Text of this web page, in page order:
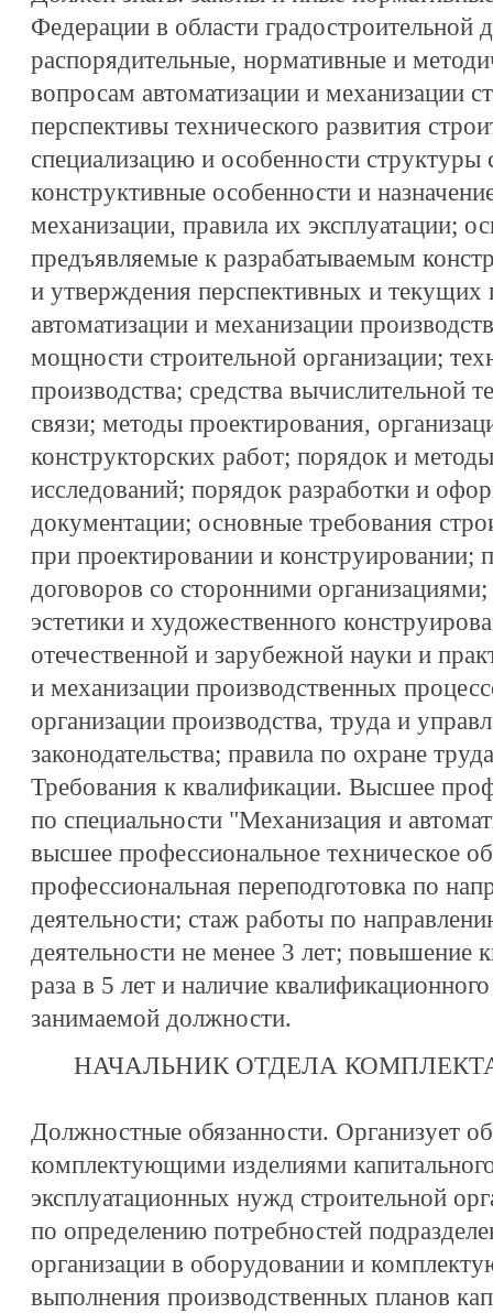
Федерации в области градостроительной
распорядительные, нормативные и
вопросам автоматизации и механизации
перспективы технического развития
специализацию и особенности структуры
конструктивные особенности и
механизации, правила их эксплуатации;
предъявляемые к разрабатываемым
и утверждения перспективных и текущих
автоматизации и механизации
мощности строительной организации;
производства; средства вычислительной
связи; методы проектирования,
конструкторских работ; порядок и
исследований; порядок разработки и
документации; основные требования
при проектировании и конструировании;
договоров со сторонними
эстетики и художественного
отечественной и зарубежной науки и
и механизации производственных
организации производства, труда и
законодательства; правила по охране
Требования к квалификации. Высшее
по специальности "Механизация и
высшее профессиональное техническое
профессиональная переподготовка по
деятельности; стаж работы по
деятельности не менее 3 лет; повышение
раза в 5 лет и наличие квалификационного
занимаемой должности.
НАЧАЛЬНИК ОТДЕЛА
Должностные обязанности. Организует
комплектующими изделиями
эксплуатационных нужд строительной
по определению потребностей
организации в оборудовании и
выполнения производственных планов